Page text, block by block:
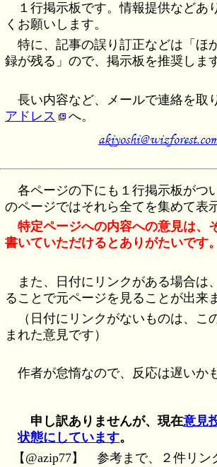
１行掲示板です。情報提供などあ
くお願いします。
特に、記事の誤り訂正などは「ほ
録が残る」ので、掲示板を推奨しま
長い内容など、メールで連絡を取
アドレス
へ。
各ページの下にも１行掲示板がつ
のページではそれら全てを集めて表
特定ページへの内容への意見は、
書いていただけるとありがたいです。
また、日付にリンクがある場合は
ることで元ページを見ることが出来
（日付にリンクがないものは、こ
まれた意見です）
作者が怠惰なので、反応は遅いか
申し訳ありませんが、現在意見
状態にしています。
【@azip77】 参考まで、２件リン